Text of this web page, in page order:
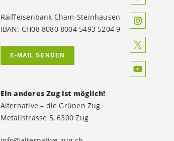
Raiffeisenbank Cham-Steinhausen
IBAN: CH08 8080 8004 5493 5204 9
E-MAIL SENDEN
Ein anderes Zug ist möglich!
Alternative – die Grünen Zug
Metallstrasse 5, 6300 Zug